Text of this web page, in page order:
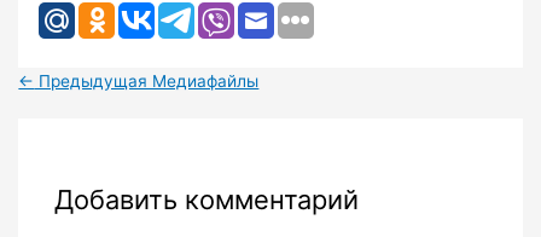
← Предыдущая Медиафайлы
Добавить комментарий